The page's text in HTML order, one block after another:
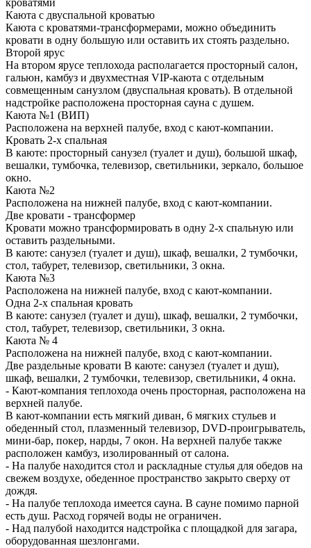
кроватями
Каюта с двуспальной кроватью
Каюта с кроватями-трансформерами, можно объединить
кровати в одну большую или оставить их стоять раздельно.
Второй ярус
На втором ярусе теплохода располагается просторный салон,
гальюн, камбуз и двухместная VIP-каюта с отдельным
совмещенным санузлом (двуспальная кровать). В отдельной
надстройке расположена просторная сауна с душем.
Каюта №1 (ВИП)
Расположена на верхней палубе, вход с кают-компании.
Кровать 2-х спальная
В каюте: просторный санузел (туалет и душ), большой шкаф,
вешалки, тумбочка, телевизор, светильники, зеркало, большое
окно.
Каюта №2
Расположена на нижней палубе, вход с кают-компании.
Две кровати - трансформер
Кровати можно трансформировать в одну 2-х спальную или
оставить раздельными.
В каюте: санузел (туалет и душ), шкаф, вешалки, 2 тумбочки,
стол, табурет, телевизор, светильники, 3 окна.
Каюта №3
Расположена на нижней палубе, вход с кают-компании.
Одна 2-х спальная кровать
В каюте: санузел (туалет и душ), шкаф, вешалки, 2 тумбочки,
стол, табурет, телевизор, светильники, 3 окна.
Каюта № 4
Расположена на нижней палубе, вход с кают-компании.
Две раздельные кровати В каюте: санузел (туалет и душ),
шкаф, вешалки, 2 тумбочки, телевизор, светильники, 4 окна.
- Кают-компания теплохода очень просторная, расположена на
верхней палубе.
В кают-компании есть мягкий диван, 6 мягких стульев и
обеденный стол, плазменный телевизор, DVD-проигрыватель,
мини-бар, покер, нарды, 7 окон. На верхней палубе также
расположен камбуз, изолированный от салона.
- На палубе находится стол и раскладные стулья для обедов на
свежем воздухе, обеденное пространство закрыто сверху от
дождя.
- На палубе теплохода имеется сауна. В сауне помимо парной
есть душ. Расход горячей воды не ограничен.
- Над палубой находится надстройка с площадкой для загара,
оборудованная шезлонгами.